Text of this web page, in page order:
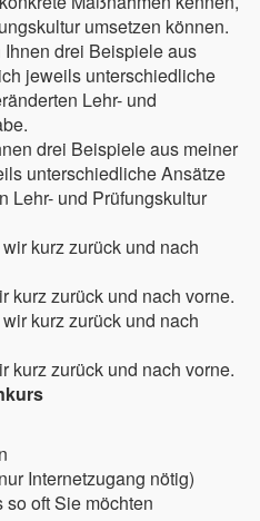
umsetzen können.
drei Beispiele aus meiner
unterschiedliche Ansätze
Lehr- und Prüfungskultur
kurz zurück und nach vorne.
kurz zurück und nach vorne.
Internetzugang nötig)
oft Sie möchten